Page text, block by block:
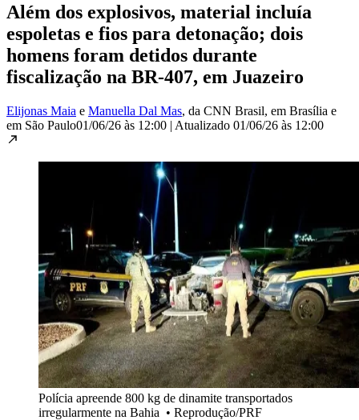
Além dos explosivos, material incluía
espoletas e fios para detonação; dois
homens foram detidos durante
fiscalização na BR-407, em Juazeiro
Elijonas Maia e Manuella Dal Mas, da CNN Brasil, em Brasília e
em São Paulo01/06/26 às 12:00 | Atualizado 01/06/26 às 12:00
Polícia apreende 800 kg de dinamite transportados
irregularmente na Bahia • Reprodução/PRF